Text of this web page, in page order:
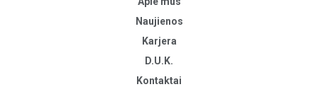
Naujienos
Karjera
D.U.K.
Kontaktai